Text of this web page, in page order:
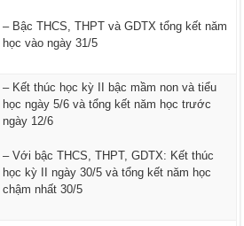
– Bậc THCS, THPT và GDTX tổng kết năm
học vào ngày 31/5
– Kết thúc học kỳ II bậc mầm non và tiểu
học ngày 5/6 và tổng kết năm học trước
ngày 12/6
– Với bậc THCS, THPT, GDTX: Kết thúc
học kỳ II ngày 30/5 và tổng kết năm học
chậm nhất 30/5